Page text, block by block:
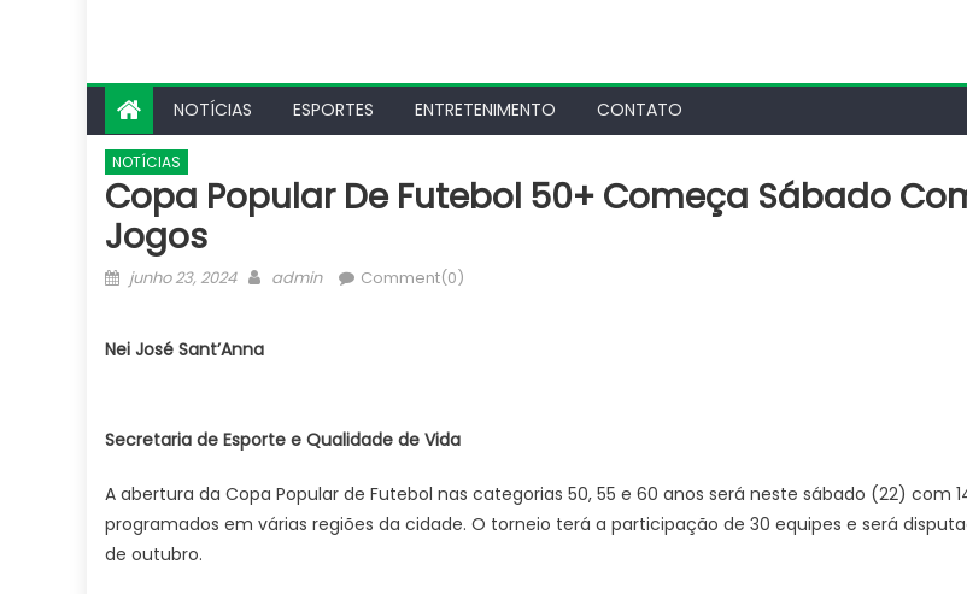
NOTÍCIAS ESPORTES ENTRETENIMENTO CONTATO
NOTÍCIAS
Copa Popular De Futebol 50+ Começa Sábado
Jogos
Posted
junho 23, 2024 Author
admin Comment(0)
Nei José Sant’Anna
Secretaria de Esporte e Qualidade de Vida
A abertura da Copa Popular de Futebol nas categorias 50, 55 e 60 anos será neste sábado (22) com
programados em várias regiões da cidade. O torneio terá a participação de 30 equipes e será
de outubro.